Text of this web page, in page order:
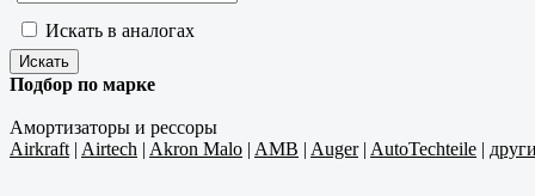
Искать в аналогах
Подбор по марке
Амортизаторы и рессоры
Airkraft| Airtech | Akron Malo | AMB | Auger| AutoTechteile |